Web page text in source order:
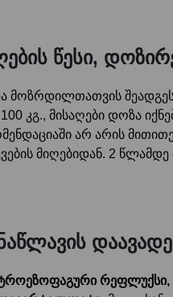
წესი,
კგ., მისაღები დოზა
არ არის
მიღებიდან. 2 წლამდე